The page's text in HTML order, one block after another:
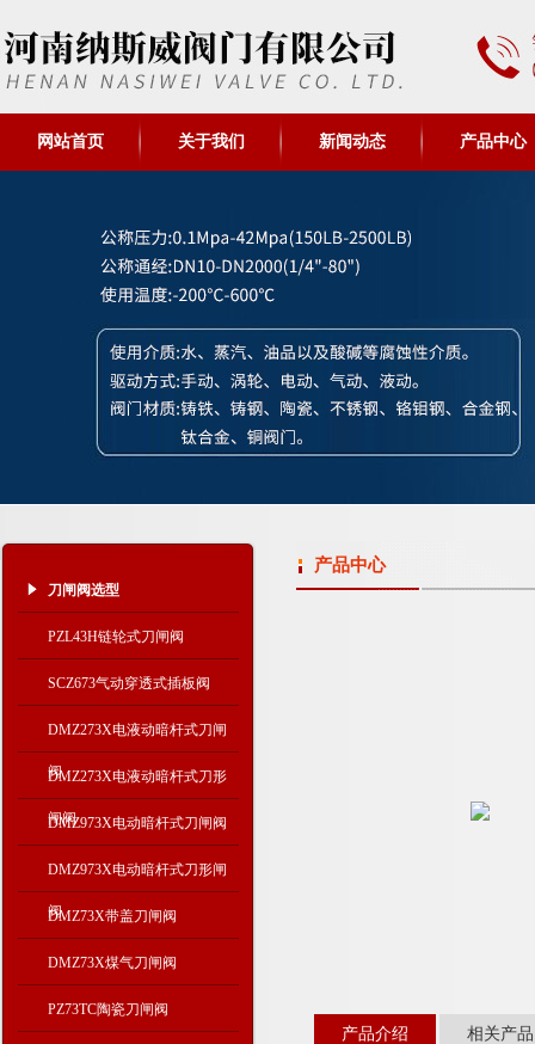
网站首页 关于我们 新闻动态 产品中心
刀闸阀选型
PZL43H链轮式刀闸阀
SCZ673气动穿透式插板阀
DMZ273X电液动暗杆式刀闸
阀
DMZ273X电液动暗杆式刀形
闸阀
DMZ973X电动暗杆式刀闸阀
DMZ973X电动暗杆式刀形闸
阀
DMZ73X带盖刀闸阀
DMZ73X煤气刀闸阀
PZ73TC陶瓷刀闸阀
产品中心
产品介绍 相关产品